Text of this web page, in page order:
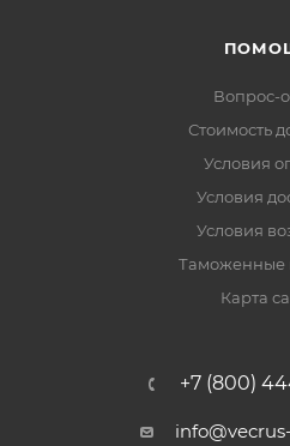
Вопрос-
Стоимость
Условия
Условия
Условия
Таможенные
Карта
+7 (800)